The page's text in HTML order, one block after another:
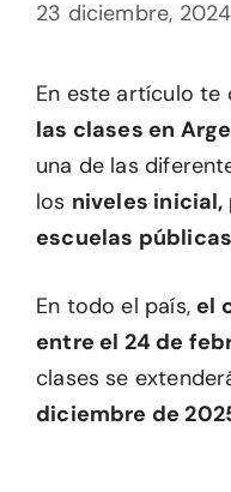
23 diciembre, 2024
En este artículo te
las clases en
una de las
los niveles
escuelas
En todo el país, el
entre el 24 de
clases se
diciembre de